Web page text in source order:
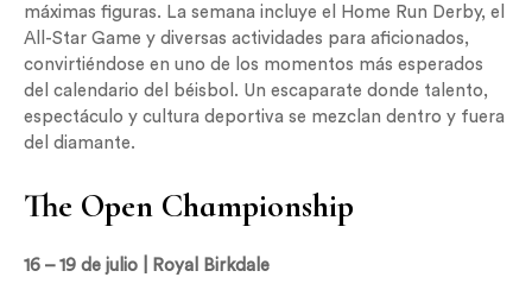
máximas figuras. La semana incluye el Home Run Derby, el
All-Star Game y diversas actividades para aficionados,
convirtiéndose en uno de los momentos más esperados
del calendario del béisbol. Un escaparate donde talento,
espectáculo y cultura deportiva se mezclan dentro y fuera
del diamante.
The Open Championship
16 – 19 de julio | Royal Birkdale